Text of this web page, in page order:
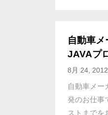
自動車
JAVAプ
8月 24, 2012
自動車メー
発のお仕事
ストまでを